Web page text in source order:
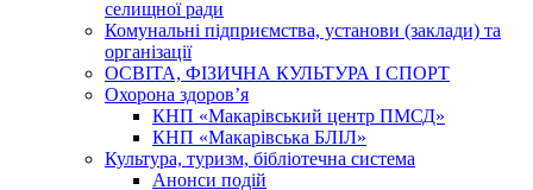
селищної ради
Комунальні підприємства, установи (заклади) та
організації
ОСВІТА, ФІЗИЧНА КУЛЬТУРА І СПОРТ
Охорона здоров’я
КНП «Макарівський центр ПМСД»
КНП «Макарівська БЛІЛ»
Культура, туризм, бібліотечна система
Анонси подій